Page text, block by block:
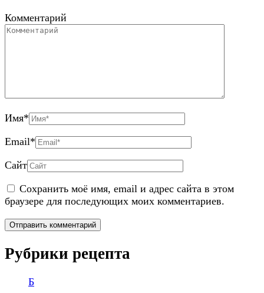
Комментарий
Имя*
Email*
Сайт
Сохранить моё имя, email и адрес сайта в этом
браузере для последующих моих комментариев.
Рубрики рецепта
Б